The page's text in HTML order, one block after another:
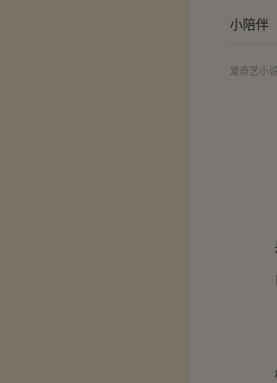
小陪伴
爱奇艺小说